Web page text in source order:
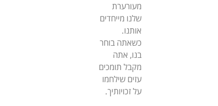
מעורערת
שלנו מייחדים
אותנו.
כשאתה בוחר
בנו, אתה
מקבל תומכים
עזים שילחמו
על זכויותיך.